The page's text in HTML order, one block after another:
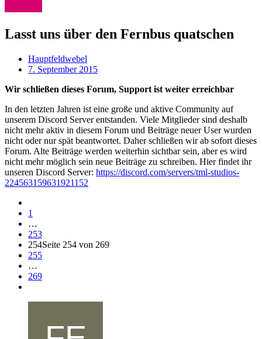
Lasst uns über den Fernbus quatschen
Hauptfeldwebel
7. September 2015
Wir schließen dieses Forum, Support ist weiter erreichbar
In den letzten Jahren ist eine große und aktive Community auf
unserem Discord Server entstanden. Viele Mitglieder sind deshalb
nicht mehr aktiv in diesem Forum und Beiträge neuer User wurden
nicht oder nur spät beantwortet. Daher schließen wir ab sofort dieses
Forum. Alte Beiträge werden weiterhin sichtbar sein, aber es wird
nicht mehr möglich sein neue Beiträge zu schreiben. Hier findet ihr
unseren Discord Server: https://discord.com/servers/tml-studios-
224563159631921152
1
…
253
254Seite 254 von 269
255
…
269